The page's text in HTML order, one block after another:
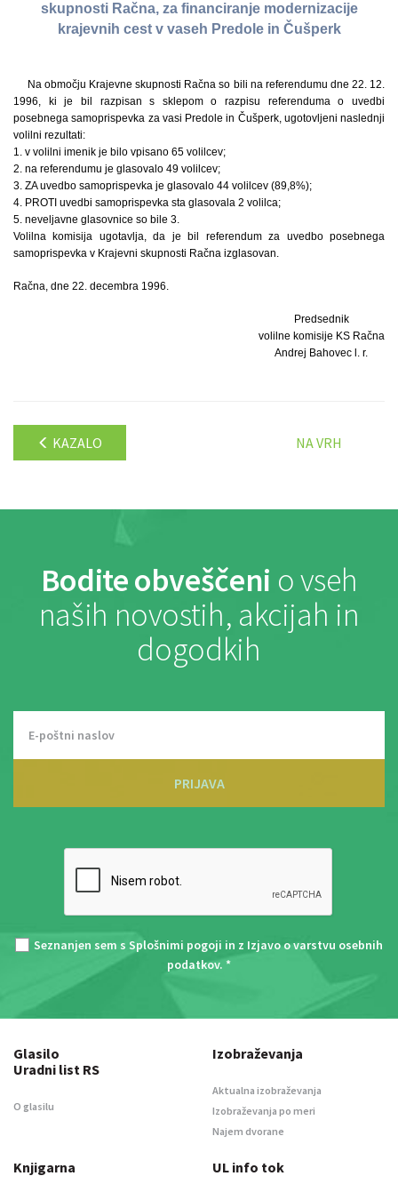
skupnosti Račna, za financiranje modernizacije
krajevnih cest v vaseh Predole in Čušperk
Na območju Krajevne skupnosti Račna so bili na referendumu dne 22. 12.
1996, ki je bil razpisan s sklepom o razpisu referenduma o uvedbi
posebnega samoprispevka za vasi Predole in Čušperk, ugotovljeni naslednji
volilni rezultati:
1. v volilni imenik je bilo vpisano 65 volilcev;
2. na referendumu je glasovalo 49 volilcev;
3. ZA uvedbo samoprispevka je glasovalo 44 volilcev (89,8%);
4. PROTI uvedbi samoprispevka sta glasovala 2 volilca;
5. neveljavne glasovnice so bile 3.
Volilna komisija ugotavlja, da je bil referendum za uvedbo posebnega
samoprispevka v Krajevni skupnosti Račna izglasovan.
Račna, dne 22. decembra 1996.
Predsednik
volilne komisije KS Račna
Andrej Bahovec l. r.
KAZALO NA VRH
Bodite obveščeni o vseh
naših novostih, akcijah in
dogodkih
PRIJAVA
Seznanjen sem s Splošnimi pogoji in z Izjavo o varstvu osebnih
podatkov. *
Glasilo
Uradni list RS
O glasilu
Izobraževanja
Aktualna izobraževanja
Izobraževanja po meri
Najem dvorane
Knjigarna UL info tok